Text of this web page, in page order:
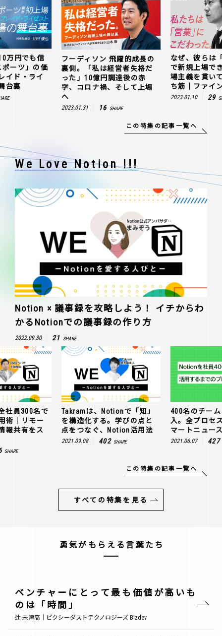
万円でも信
ーツ」の価
イド・ライ
台裏
フーディソン 飛躍的成長の
裏側。「私は経営者失格だ
った」10億円調達後の赤
字、コロナ禍、そして上場
へ
2023.01.31 16 SHARE
なぜ、彼らは
で新規上場で
場主義を貫い
ち筋｜ファイ
2023.01.10 29
この特集の記事一覧へ
We Love Notion !!!
Notion × 議事録を攻略しよう！ イチからわ
かるNotionでの議事録の作り方
2022.09.30 21 SHARE
社員300名で
術｜リモー
報共有をス
SHARE
Takramは、Notionで「知」
を構造化する。学びの点と
点をつなぐ、Notion活用法
2021.09.08 402 SHARE
400名のチー
入。全プロセ
マートニュー
2021.06.07 427
この特集の記事一覧へ
すべての特集を見る
勇気がもらえる言葉たち
ベンチャーにとって最も価値が高いも
のは「時間」
辻 未津高｜ピクシーダストテクノロジーズ Bizdev